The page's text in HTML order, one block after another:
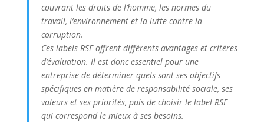
couvrant les droits de l’homme, les normes du
travail, l’environnement et la lutte contre la
corruption.
Ces labels RSE offrent différents avantages et critères
d’évaluation. Il est donc essentiel pour une
entreprise de déterminer quels sont ses objectifs
spécifiques en matière de responsabilité sociale, ses
valeurs et ses priorités, puis de choisir le label RSE
qui correspond le mieux à ses besoins.